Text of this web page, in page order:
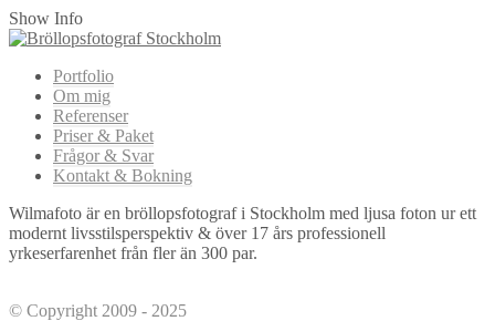
Show Info
Portfolio
Om mig
Referenser
Priser & Paket
Frågor & Svar
Kontakt & Bokning
Wilmafoto är en bröllopsfotograf i Stockholm med ljusa foton ur ett
modernt livsstilsperspektiv & över 17 års professionell
yrkeserfarenhet från fler än 300 par.
© Copyright 2009 - 2025